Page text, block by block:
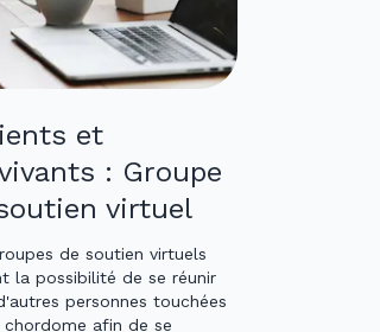
et
: Groupe
virtuel
de soutien virtuels
la possibilité de se réunir
personnes touchées
afin de se